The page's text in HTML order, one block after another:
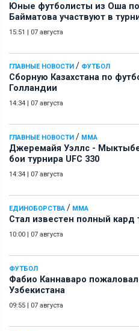
Юные футболисты из Оша
Байматова участвуют в
15:51 | 07 августа
ГЛАВНЫЕ НОВОСТИ / ФУТБОЛ
Сборную Казахстана по
Голландии
14:34 | 07 августа
ГЛАВНЫЕ НОВОСТИ / ММА
Джеремайя Уэллс -
бои турнира UFC 330
14:34 | 07 августа
ЕДИНОБОРСТВА / ММА
Стал известен полный кард
10:00 | 07 августа
ФУТБОЛ
Фабио Каннаваро
Узбекистана
09:55 | 07 августа